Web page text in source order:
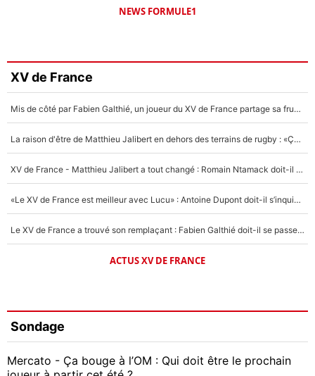
NEWS FORMULE1
XV de France
Mis de côté par Fabien Galthié, un joueur du XV de France partage sa frustration : «ils ne me l’ont pas dit tout de suite»
La raison d'être de Matthieu Jalibert en dehors des terrains de rugby : «Ça m'atteint autant que si tu touches à un membre de ma famille»
XV de France - Matthieu Jalibert a tout changé : Romain Ntamack doit-il s’inquiéter pour sa place à un an de la Coupe du monde ?
«Le XV de France est meilleur avec Lucu» : Antoine Dupont doit-il s’inquiéter pour sa place ?
Le XV de France a trouvé son remplaçant : Fabien Galthié doit-il se passer d'Antoine Dupont ?
ACTUS XV DE FRANCE
Sondage
Mercato - Ça bouge à l’OM : Qui doit être le prochain